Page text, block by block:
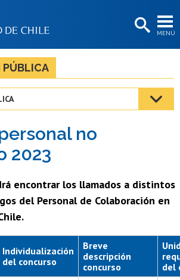
MENÚ
BIBLIOTECAS
LA UNIVERSIDAD
Estudiantes
Académicas/os
Funcionarias/os
Egresadas/os
PÚBLICA
no
2023
encontrar los llamados a distintos
del Personal de Colaboración en
Individualización
del concurso
Breve
descripción
concurso
del